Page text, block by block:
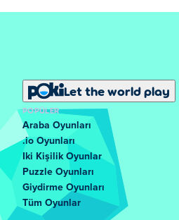
Let the world play
POPÜLER
Araba Oyunları
.io Oyunları
Iki Kişilik Oyunlar
Puzzle Oyunları
Giydirme Oyunları
Tüm Oyunlar